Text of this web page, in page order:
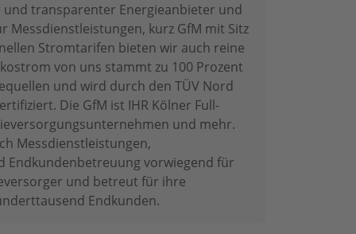
und transparenter Energieanbieter und
Messdienstleistungen, kurz GfM mit Sitz
Stromtarifen bieten wir auch reine
von uns stammt zu 100 Prozent
und wird durch den TÜV Nord
Die GfM ist IHR Kölner Full-
und mehr.
Messdienstleistungen,
Endkundenbetreuung vorwiegend für
und betreut für ihre
Endkunden.